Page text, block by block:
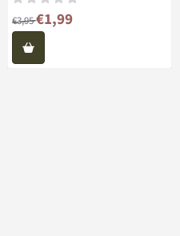
Van 3,95 voor 1,99
€3,95€1,99